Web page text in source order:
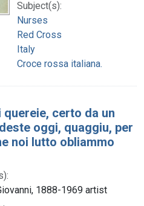
Subject(s):
Nurses
Red Cross
Italy
Croce rossa italiana.
certo da un
oggi, quaggiu, per
noi lutto obliammo
1888-1969 artist